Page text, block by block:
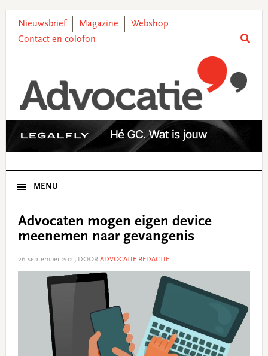
primary
main
primary
footer
Nieuwsbrief Magazine
Webshop
Contact en colofon
MENU
Advocaten mogen eigen device
meenemen naar gevangenis
26 september 2025DOOR ADVOCATIE REDACTIE